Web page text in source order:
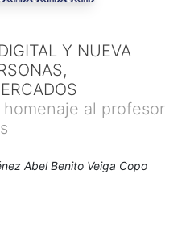
Expertos Nacionales de la
Audit & IT Governance.
másteres de Acceso a la
Jurídica, de Asesoría
profesional jurídica
es profesor de la Academia
Academia y Jurisprudencia y
cosas.
Y NUEVA
al profesor
Abel Benito Veiga Copo